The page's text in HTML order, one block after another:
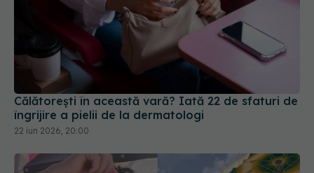
Călătorești în această vară? Iată 22 de sfaturi de
îngrijire a pielii de la dermatologi
22 iun 2026, 20:00